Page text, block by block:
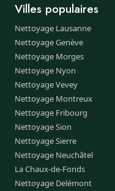
Villes populaires
Nettoyage Lausanne
Nettoyage Genève
Nettoyage Morges
Nettoyage Nyon
Nettoyage Vevey
Nettoyage Montreux
Nettoyage Fribourg
Nettoyage Sion
Nettoyage Sierre
Nettoyage Neuchâtel
La Chaux-de-Fonds
Nettoyage Delémont